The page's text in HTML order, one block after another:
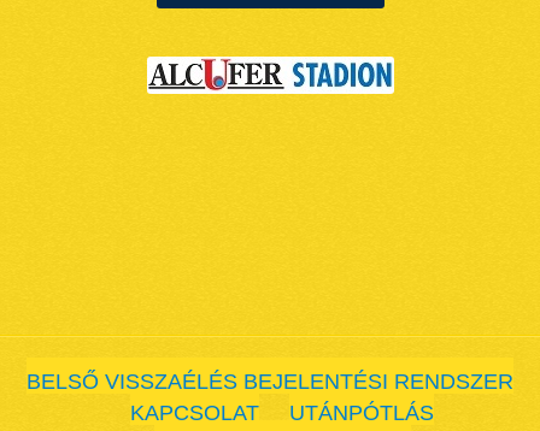
BELSŐ VISSZAÉLÉS BEJELENTÉSI RENDSZER
KAPCSOLAT
UTÁNPÓTLÁS